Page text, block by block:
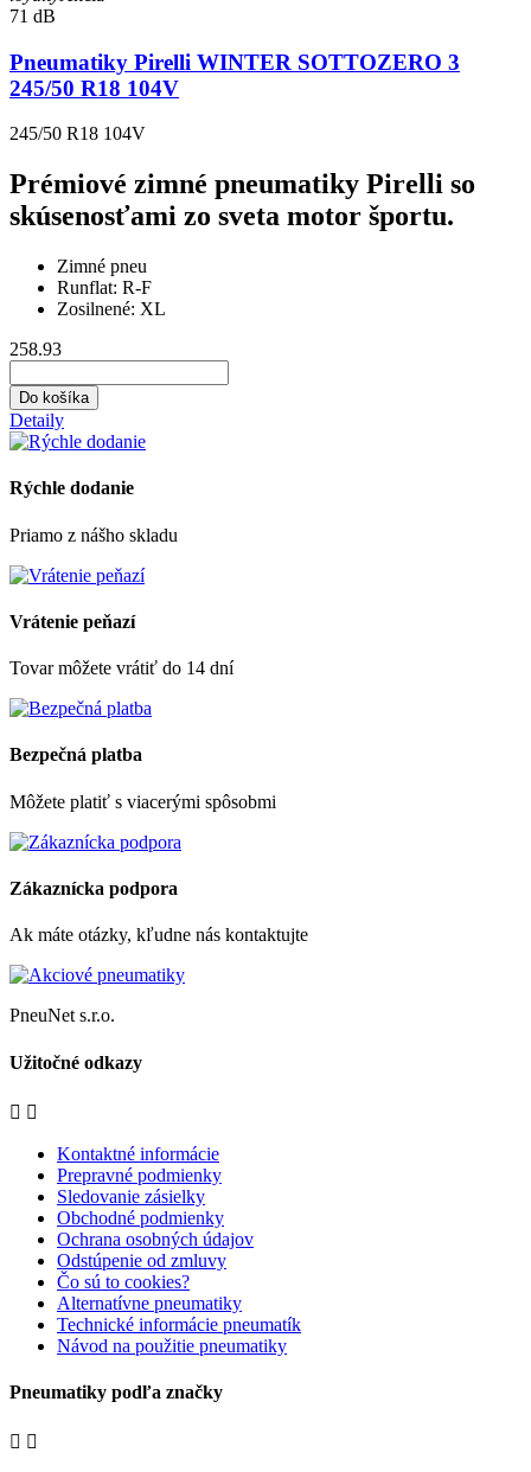
71 dB
Pneumatiky Pirelli WINTER SOTTOZERO 3
245/50 R18 104V
245/50 R18 104V
Prémiové zimné pneumatiky Pirelli so
skúsenosťami zo sveta motor športu.
Zimné pneu
Runflat: R-F
Zosilnené: XL
258.93
Do košíka
Detaily
Rýchle dodanie
Priamo z nášho skladu
Vrátenie peňazí
Tovar môžete vrátiť do 14 dní
Bezpečná platba
Môžete platiť s viacerými spôsobmi
Zákaznícka podpora
Ak máte otázky, kľudne nás kontaktujte
PneuNet s.r.o.
Užitočné odkazy
 
Kontaktné informácie
Prepravné podmienky
Sledovanie zásielky
Obchodné podmienky
Ochrana osobných údajov
Odstúpenie od zmluvy
Čo sú to cookies?
Alternatívne pneumatiky
Technické informácie pneumatík
Návod na použitie pneumatiky
Pneumatiky podľa značky
 